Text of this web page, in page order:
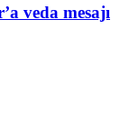
veda mesajı